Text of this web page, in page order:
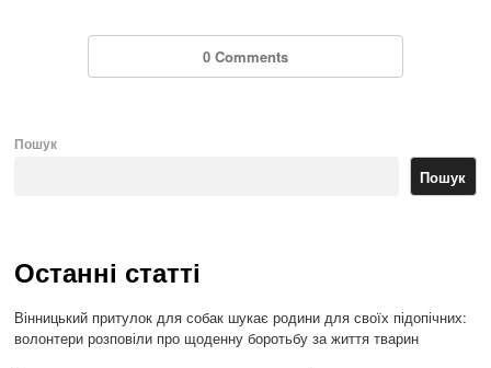
0 Comments
Пошук
Пошук
Останні статті
Вінницький притулок для собак шукає родини для своїх підопічних:
волонтери розповіли про щоденну боротьбу за життя тварин